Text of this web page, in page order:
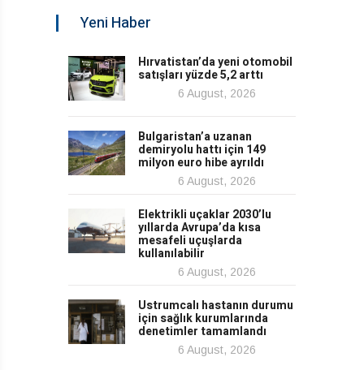
Yeni Haber
Hırvatistan’da yeni otomobil
satışları yüzde 5,2 arttı
6 August, 2026
Bulgaristan’a uzanan
demiryolu hattı için 149
milyon euro hibe ayrıldı
6 August, 2026
Elektrikli uçaklar 2030’lu
yıllarda Avrupa’da kısa
mesafeli uçuşlarda
kullanılabilir
6 August, 2026
Ustrumcalı hastanın durumu
için sağlık kurumlarında
denetimler tamamlandı
6 August, 2026